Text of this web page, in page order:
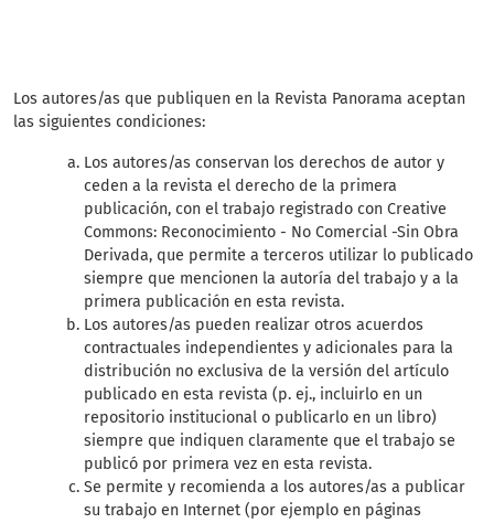
Los autores/as que publiquen en la Revista Panorama aceptan
las siguientes condiciones:
Los autores/as conservan los derechos de autor y
ceden a la revista el derecho de la primera
publicación, con el trabajo registrado con Creative
Commons: Reconocimiento - No Comercial -Sin Obra
Derivada, que permite a terceros utilizar lo publicado
siempre que mencionen la autoría del trabajo y a la
primera publicación en esta revista.
Los autores/as pueden realizar otros acuerdos
contractuales independientes y adicionales para la
distribución no exclusiva de la versión del artículo
publicado en esta revista (p. ej., incluirlo en un
repositorio institucional o publicarlo en un libro)
siempre que indiquen claramente que el trabajo se
publicó por primera vez en esta revista.
Se permite y recomienda a los autores/as a publicar
su trabajo en Internet (por ejemplo en páginas